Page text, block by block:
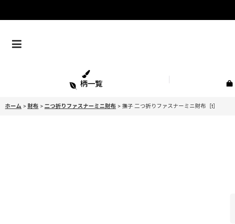
柄一覧
ホーム > 財布 > 二つ折りファスナーミニ財布 > 撫子 二つ折りファスナーミニ財布［t］